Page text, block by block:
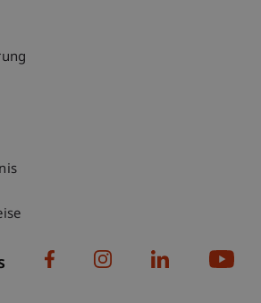
Hinweise
Verzeichnis